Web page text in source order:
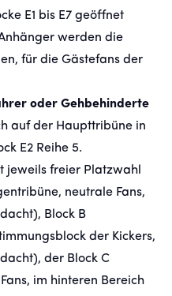
E1 bis E7 geöffnet
werden die
für die Gästefans der
oder Gehbehinderte
auf der Haupttribüne in
E2 Reihe 5.
jeweils freier Platzwahl
neutrale Fans,
Block B
der Kickers,
der Block C
im hinteren Bereich